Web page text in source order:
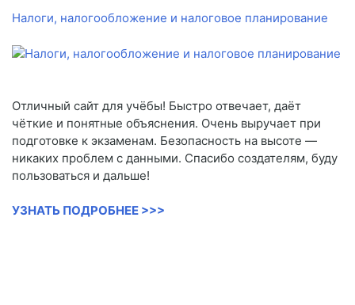
Налоги, налогообложение и налоговое планирование
Отличный сайт для учёбы! Быстро отвечает, даёт
чёткие и понятные объяснения. Очень выручает при
подготовке к экзаменам. Безопасность на высоте —
никаких проблем с данными. Спасибо создателям, буду
пользоваться и дальше!
УЗНАТЬ ПОДРОБНЕЕ >>>